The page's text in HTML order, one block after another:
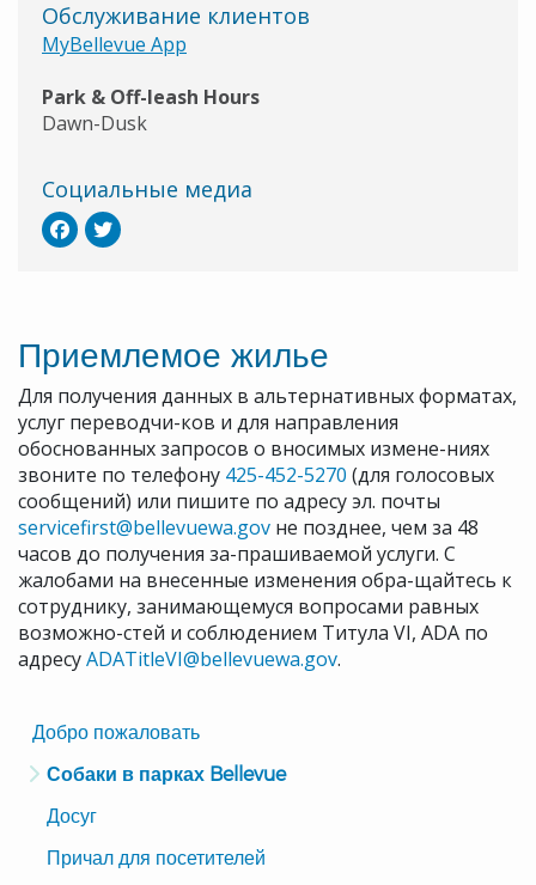
Translated
Pages
Добро пожаловать
Собаки в парках Bellevue
Досуг
Причал для посетителей
Обслуживание клиентов
MyBellevue App
Park & Off-leash Hours
Dawn-Dusk
Социальные медиа
Приемлемое жилье
Для получения данных в альтернативных форматах,
услуг переводчи-ков и для направления
обоснованных запросов о вносимых измене-ниях
звоните по телефону 425-452-5270 (для голосовых
сообщений) или пишите по адресу эл. почты
servicefirst@bellevuewa.gov не позднее, чем за 48
часов до получения за-прашиваемой услуги. С
жалобами на внесенные изменения обра-щайтесь к
сотруднику, занимающемуся вопросами равных
возможно-стей и соблюдением Титула VI, ADA по
адресуADATitleVI@bellevuewa.gov.